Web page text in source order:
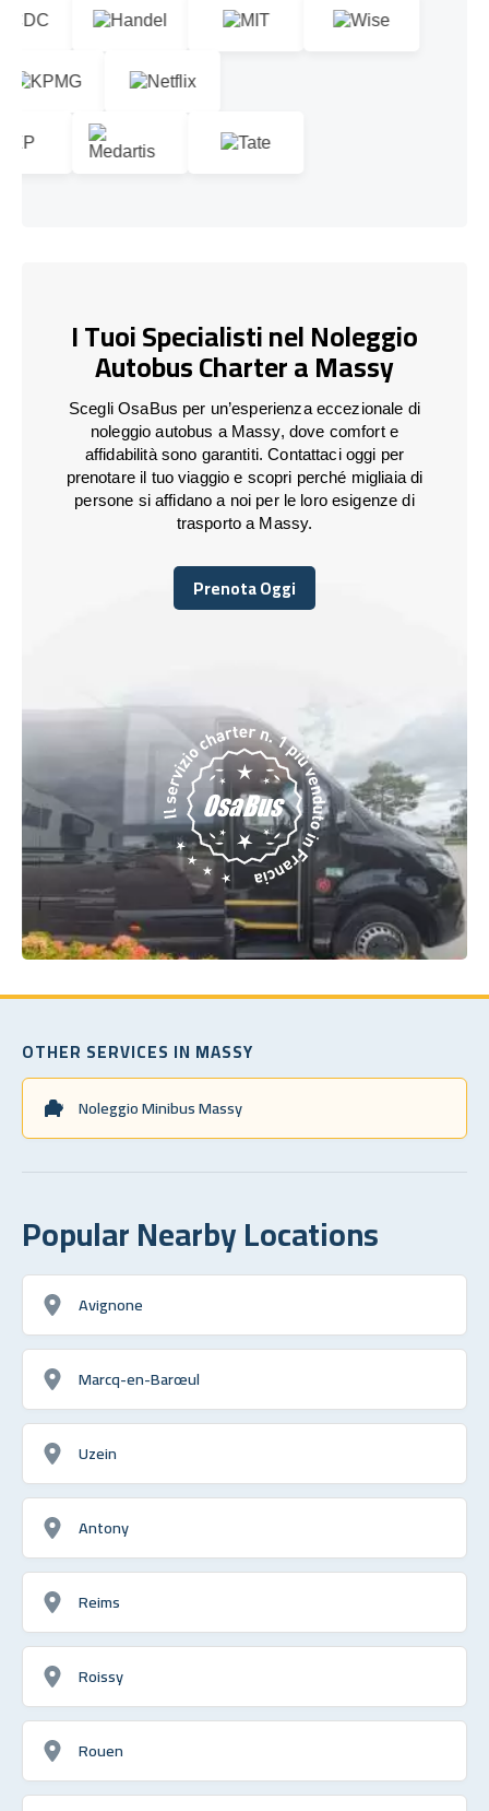
I Tuoi Specialisti nel Noleggio
Autobus Charter a Massy
Scegli OsaBus per un’esperienza eccezionale di
noleggio autobus a Massy, dove comfort e
affidabilità sono garantiti. Contattaci oggi per
prenotare il tuo viaggio e scopri perché migliaia di
persone si affidano a noi per le loro esigenze di
trasporto a Massy.
Prenota Oggi
Prenota Oggi
OTHER SERVICES IN MASSY
Noleggio Minibus Massy
Popular Nearby Locations
Avignone
Marcq-en-Barœul
Uzein
Antony
Reims
Roissy
Rouen